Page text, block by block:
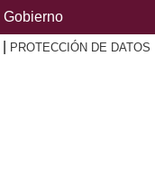
Gobierno
PROTECCIÓN DE DATOS